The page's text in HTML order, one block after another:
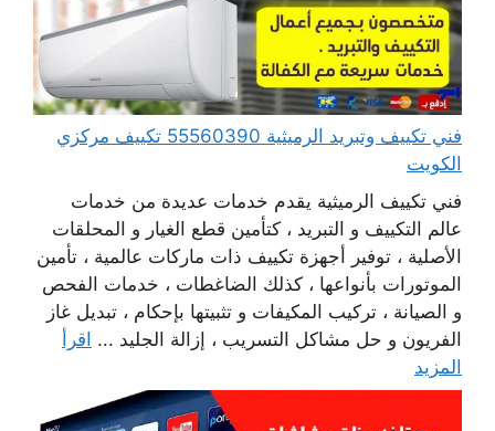
فني تكييف وتبريد الرميثية 55560390 تكييف مركزي
الكويت
فني تكييف الرميثية يقدم خدمات عديدة من خدمات
عالم التكييف و التبريد ، كتأمين قطع الغيار و المحلقات
الأصلية ، توفير أجهزة تكييف ذات ماركات عالمية ، تأمين
الموتورات بأنواعها ، كذلك الضاغطات ، خدمات الفحص
و الصيانة ، تركيب المكيفات و تثبيتها بإحكام ، تبديل غاز
الفريون و حل مشاكل التسريب ، إزالة الجليد ... اقرأ
المزيد